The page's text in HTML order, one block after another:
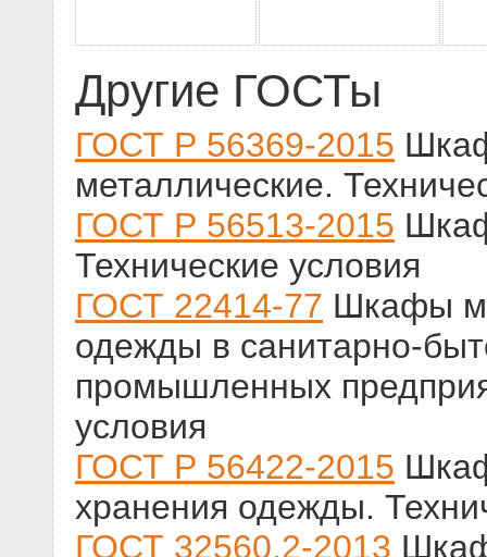
Другие ГОСТы
ГОСТ Р 56369-2015
металлические.
ГОСТ Р 56513-2015
Технические условия
ГОСТ 22414-77 Шкафы
одежды в санитарно-
промышленных
условия
ГОСТ Р 56422-2015
хранения одежды.
ГОСТ 32560.2-2013